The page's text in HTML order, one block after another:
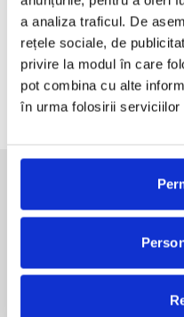
a analiza traficul. De
rețele sociale, de
privire la modul în care
pot combina cu alte
în urma folosirii serviciilor
KAWS: Art & Comix la
desenate intra in muzeu
The Outsider. Andreea
intr-o expozitie.
60 de ani de Pepsi,
POLITICA DE
INFO + TERMENI SI CONDITII